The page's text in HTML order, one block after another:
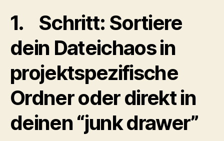
1. Schritt: Sortiere
dein Dateichaos in
projektspezifische
Ordner oder direkt in
deinen “junk drawer”